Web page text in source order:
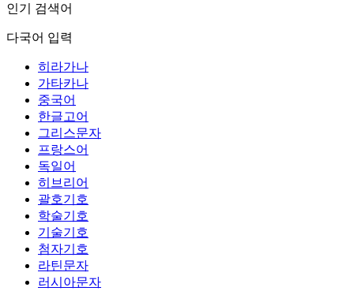
인기 검색어
다국어 입력
히라가나
가타카나
중국어
한글고어
그리스문자
프랑스어
독일어
히브리어
괄호기호
학술기호
기술기호
첨자기호
라틴문자
러시아문자